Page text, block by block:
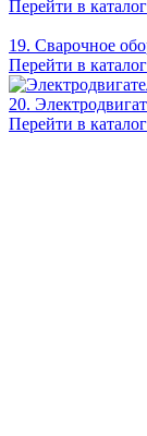
Перейти в каталог
19. Сварочное
Перейти в каталог
20.
Перейти в каталог